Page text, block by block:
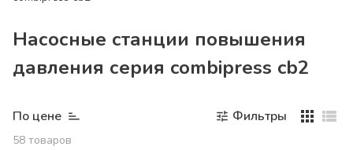
Насосные станции повышения
давления серия combipress cb2
По цене
58 товаров
Фильтры